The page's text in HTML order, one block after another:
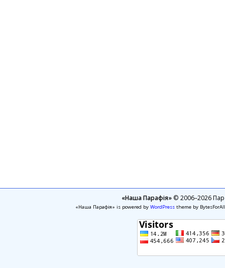
«Наша Парафія»© 2006–2026
«Наша Парафія» is powered by WordPresstheme by